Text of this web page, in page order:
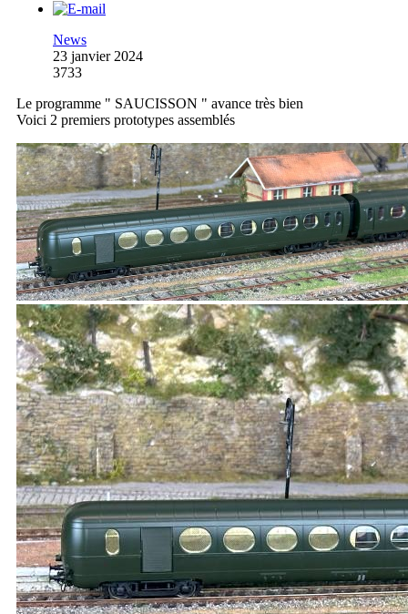
News
23 janvier 2024
3733
Le programme " SAUCISSON " avance très bien
Voici 2 premiers prototypes assemblés